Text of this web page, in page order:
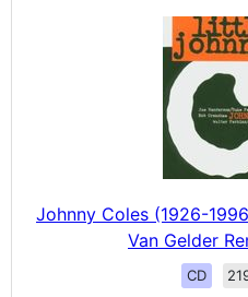
Johnny Coles (1926-
Van Gelder
CD